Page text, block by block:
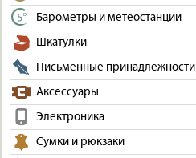
Барометры и метеостанции
Шкатулки
Письменные принадлежности
Аксессуары
Электроника
Сумки и рюкзаки